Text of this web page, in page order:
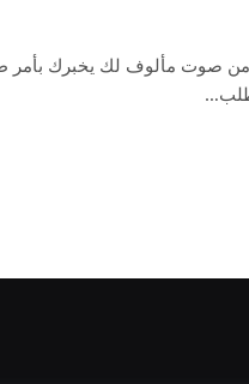
من صوت مألوف لك يخبرك
طلب…